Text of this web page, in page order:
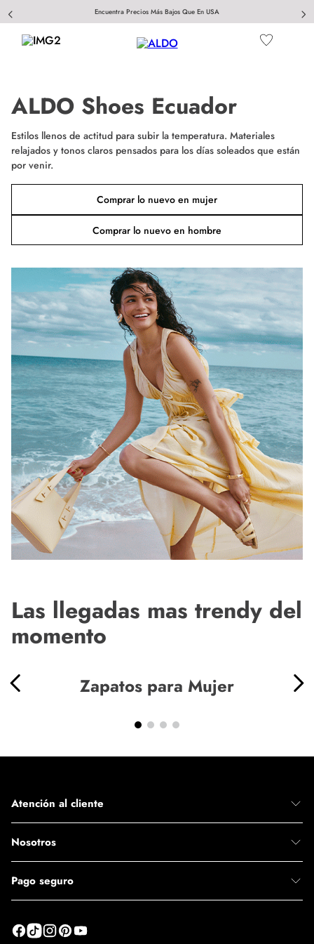
Encuentra Precios Más Bajos Que En USA
ALDO Shoes Ecuador
Estilos llenos de actitud para subir la temperatura. Materiales
relajados y tonos claros pensados para los días soleados que están
por venir.
Comprar lo nuevo en mujer
Comprar lo nuevo en hombre
Las llegadas mas trendy del
momento
Zapatos para Mujer
Atención al cliente
Nosotros
Pago seguro